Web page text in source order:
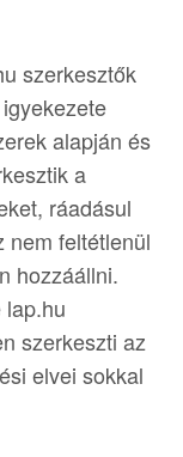
szerkesztők
alapján és
a
ráadásul
nem feltétlenül
hozzáállni.
szerkeszti az
elvei sokkal